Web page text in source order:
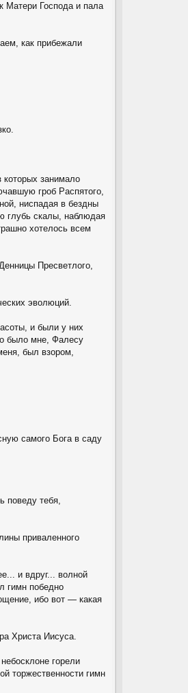
Матери Господа и пала
как прибежали
которых занимало
гроб Распятого,
ниспадая в бездны
глубь скалы, наблюдая
хотелось всем
Пресветлого,
эволюций.
и были у них
было мне, Фалесу
был взором,
самого Бога в саду
поведу тебя,
приваленного
и вдруг... волной
гимн победно
ибо вот — какая
Христа Иисуса.
горели
торжественности гимн